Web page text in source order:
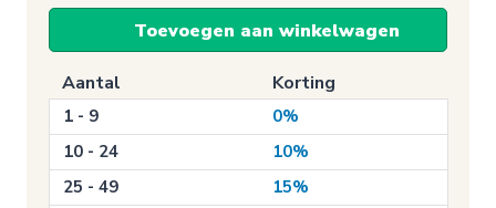
Verboden
voor
(P040)
aantal
Toevoegen aan winkelwagen
Aantal Korting
1 - 9
0%
10 - 24
10%
25 - 49
15%